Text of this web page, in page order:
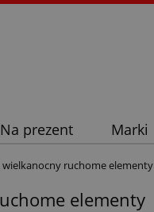
Na prezent Marki
wielkanocny ruchome elementy
elementy